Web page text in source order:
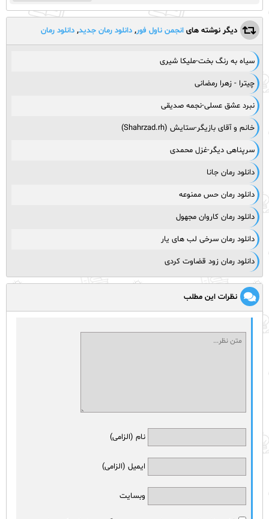
دیگر نوشته های انجمن ناول فور, دانلود رمان جدید, دانلود رمان
سیاه به رنگ بخت-ملیکا شیری
چیترا - زهرا رمضانی
نبرد عشق عسلی-نجمه صدیقی
خانم و آقای بازیگر-ستایش (Shahrzad.rh)
سرپناهی دیگر-غزل محمدی
دانلود رمان جانا
دانلود رمان حس ممنوعه
دانلود رمان کاروان مجهول
دانلود رمان سرخی لب های یار
دانلود رمان زود قضاوت کردی
نظرات این مطلب
نام (الزامی)
ایمیل (الزامی)
وبسایت